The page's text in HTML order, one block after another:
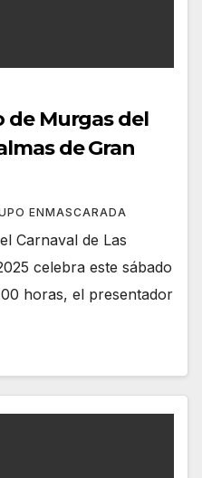
de Murgas del
de Gran
ENMASCARADA
Carnaval de Las
celebra este sábado
horas, el presentador